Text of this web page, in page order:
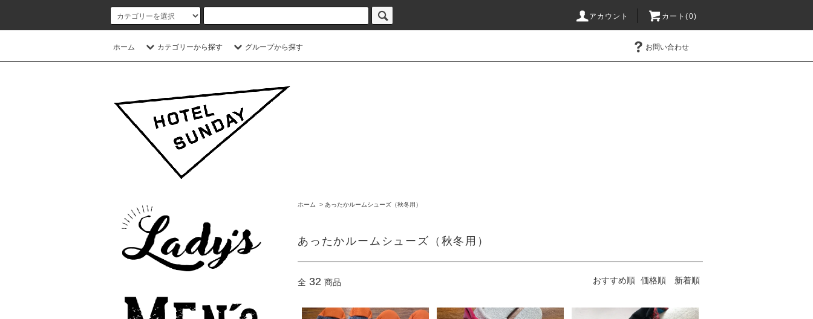
アカウント カート(0)
ホーム カテゴリーから探す グループから探す お問い合わせ
ホーム > あったかルームシューズ（秋冬用）
あったかルームシューズ（秋冬用）
全 32 商品 おすすめ順 価格順 新着順